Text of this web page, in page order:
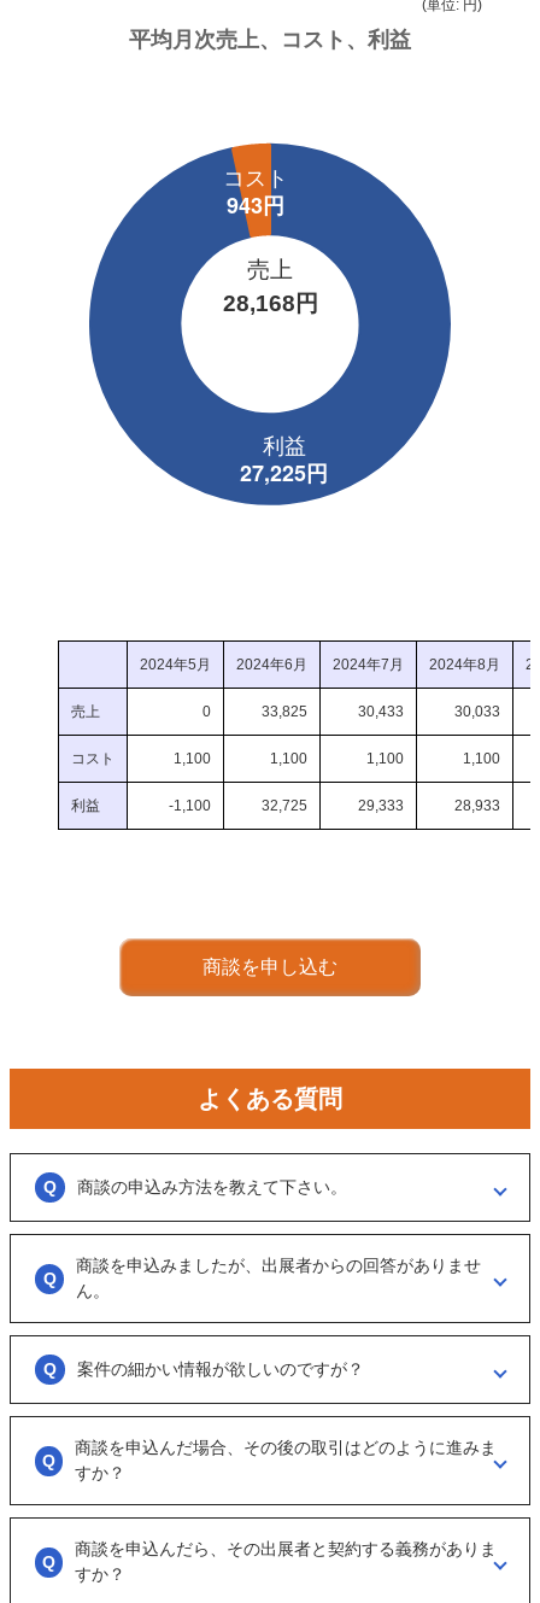
(単位: 円)
売上
28,168円
2024年5月 2024年6月 2024年7月 2024年8月
売上 0 33,825 30,433 30,033
コスト 1,100 1,100 1,100 1,100
利益 -1,100 32,725 29,333 28,933
商談を申し込む
よくある質問
商談の申込み方法を教えて下さい。
「商談を申し込む」ボタンからお申し込みください。
商談といっても、急に条件、金額交渉を行う訳ではなくまずは、どのよ
うな事業をされているのか？
可能であれば、詳細情報を出して欲しいと連絡ください。
商談を申込みましたが、出展者からの回答がありませ
ん。
大変申し訳ございません。こちらも、回答がない出展者には返事をする
ように催促をしております。
ただ、案件を見ていない方もおられるので、数日経っても返信がない場
案件の細かい情報が欲しいのですが？
「商談を申し込む」ボタンから案件の詳細情報をリクエストしてくださ
オンラインとは言え対人のやりとりですので、丁寧な言葉遣いを心掛け
商談を申込んだ場合、その後の取引はどのように進みま
すか？
実際に出展者（仲介案件の場合、仲介担当者）とのメッセージのやりと
りになります。
具体的に購入を考えた場合は、一度、出展者とのオンライン面談を行う
商談を申込んだら、その出展者と契約する義務がありま
すか？